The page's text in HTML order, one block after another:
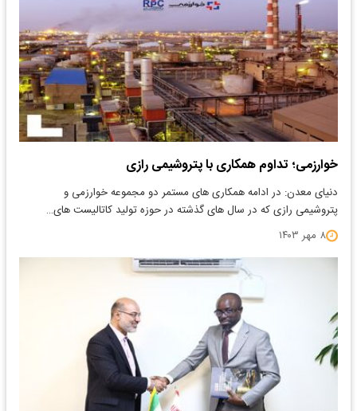
خوارزمی؛ تداوم همکاری با پتروشیمی رازی
دنیای معدن: در ادامه همکاری های مستمر دو مجموعه خوارزمی و
پتروشیمی رازی که در سال های گذشته در حوزه تولید کاتالیست های…
۸ مهر ۱۴۰۳